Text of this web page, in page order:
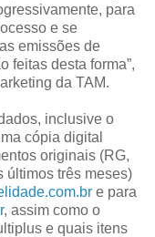
para
e se
emissões de
feitas desta forma”,
da TAM.
inclusive o
cópia digital
originais (RG,
últimos três meses)
e para
, assim como o
e quais itens